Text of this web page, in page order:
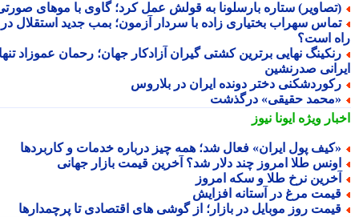
ستاره بارسلونا به قولش عمل کرد؛ گاوی با موهای صورتی!
سهراب بختیاری زاده با سردار آزمون؛ بمب جدید استقلال در
است؟
نهایی برترین کشتی گیران آزادکار جهان؛ رحمان عموزاد تنها
صدرنشین
دختر دونده ایران در بلاروس
حقیقی» درگذشت
ویژهایونا نیوز
پول ایران» فعال شد؛ همه چیز درباره خدمات و کاربردها
طلا امروز چند دلار شد؟ آخرین قیمت بازار جهانی
نرخ طلا و سکه امروز
مرغ در آستانه افزایش
روز موبایل در بازار؛ از گوشی های اقتصادی تا پرچمدارها